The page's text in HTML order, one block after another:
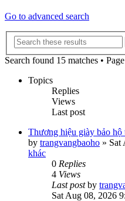
Go to advanced search
Search found 15 matches • Page
Topics
Replies
Views
Last post
Thương hiệu giày bảo
by trangvangbaoho » Sat
khác
0 Replies
4 Views
Last postby
Sat Aug 08, 2026